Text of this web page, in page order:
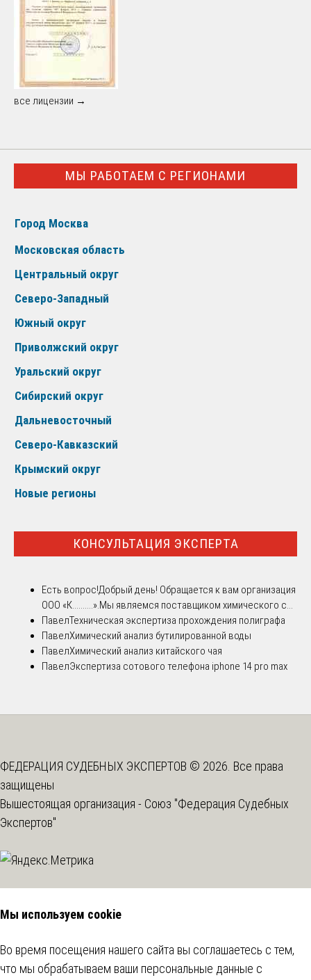
все лицензии →
МЫ РАБОТАЕМ С РЕГИОНАМИ
Город Москва
Московская область
Центральный округ
Северо-Западный
Южный округ
Приволжский округ
Уральский округ
Сибирский округ
Дальневосточный
Северо-Кавказский
Крымский округ
Новые регионы
КОНСУЛЬТАЦИЯ ЭКСПЕРТА
Есть вопрос!Добрый день! Обращается к вам организация
ООО «К..........».Мы являемся поставщиком химического с...
ПавелТехническая экспертиза прохождения полиграфа
ПавелХимический анализ бутилированной воды
ПавелХимический анализ китайского чая
ПавелЭкспертиза сотового телефона iphone 14 pro max
ФЕДЕРАЦИЯ СУДЕБНЫХ ЭКСПЕРТОВ © 2026. Все права
защищены
Вышестоящая организация - Союз "Федерация Судебных
Экспертов"
Мы используем cookie
Во время посещения нашего сайта вы соглашаетесь с тем,
что мы обрабатываем ваши персональные данные с